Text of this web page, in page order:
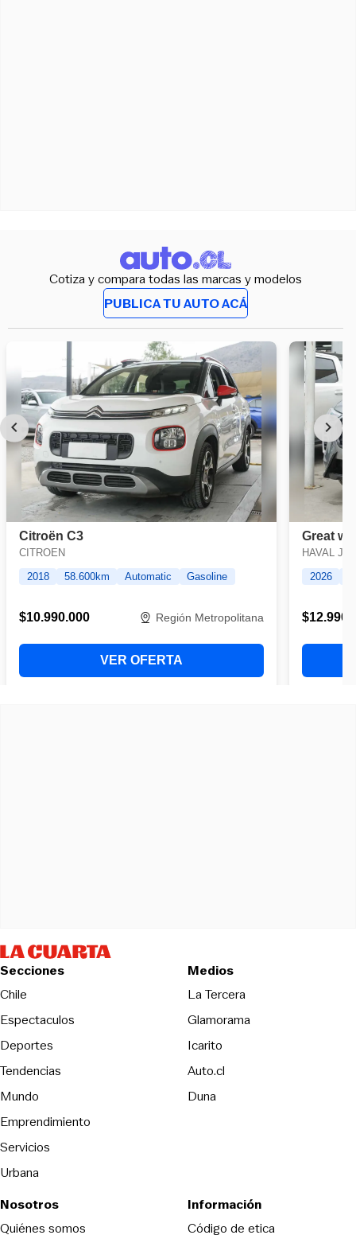
Cotiza y compara todas las marcas y modelos
PUBLICA TU AUTO ACÁ
Secciones
Chile
Espectaculos
Deportes
Tendencias
Mundo
Emprendimiento
Servicios
Urbana
Medios
La TerceraOpens in new
Glamorama
Icarito
Auto.cl
DunaOpens in new window
Nosotros
Quiénes somos
Información
Código de eticaOpens in new